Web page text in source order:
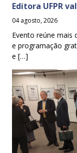
Editora UFPR
04 agosto, 2026
Evento reúne mais
e programação
e […]